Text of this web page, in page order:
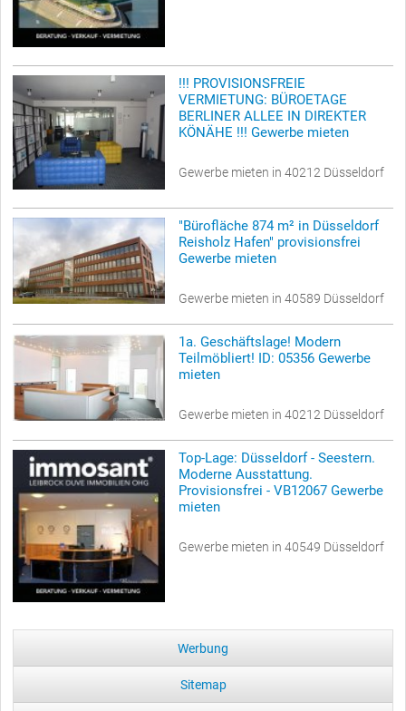
!!! PROVISIONSFREIE
VERMIETUNG: BÜROETAGE
BERLINER ALLEE IN DIREKTER
KÖNÄHE !!! Gewerbe mieten
Gewerbe mieten in 40212 Düsseldorf
"Bürofläche 874 m² in Düsseldorf
Reisholz Hafen" provisionsfrei
Gewerbe mieten
Gewerbe mieten in 40589 Düsseldorf
1a. Geschäftslage! Modern
Teilmöbliert! ID: 05356 Gewerbe
mieten
Gewerbe mieten in 40212 Düsseldorf
Top-Lage: Düsseldorf - Seestern.
Moderne Ausstattung.
Provisionsfrei - VB12067 Gewerbe
mieten
Gewerbe mieten in 40549 Düsseldorf
Werbung
Sitemap